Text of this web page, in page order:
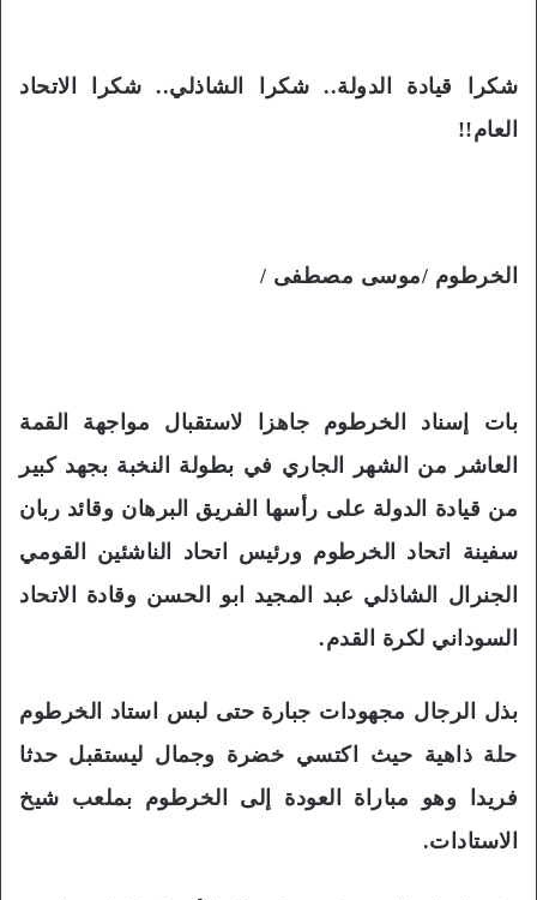
شكرا قيادة الدولة.. شكرا الشاذلي.. شكرا الاتحاد
العام!!
الخرطوم /موسى مصطفى /
بات إسناد الخرطوم جاهزا لاستقبال مواجهة القمة
العاشر من الشهر الجاري في بطولة النخبة بجهد كبير
من قيادة الدولة على رأسها الفريق البرهان وقائد ربان
سفينة اتحاد الخرطوم ورئيس اتحاد الناشئين القومي
الجنرال الشاذلي عبد المجيد ابو الحسن وقادة الاتحاد
السوداني لكرة القدم.
بذل الرجال مجهودات جبارة حتى لبس استاد الخرطوم
حلة ذاهية حيث اكتسي خضرة وجمال ليستقبل حدثا
فريدا وهو مباراة العودة إلى الخرطوم بملعب شيخ
الاستادات.